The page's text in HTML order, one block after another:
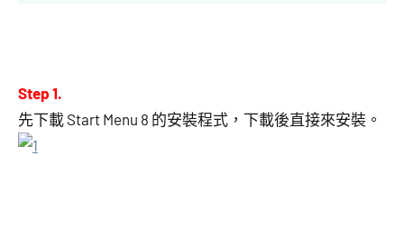
Step 1.
先下載 Start Menu 8 的安裝程式，下載後直接來安裝。